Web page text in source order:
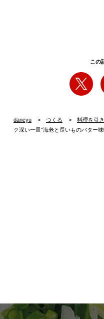
この
dancyu つくる 料理を引
ク深い一皿"海老と長いものバター